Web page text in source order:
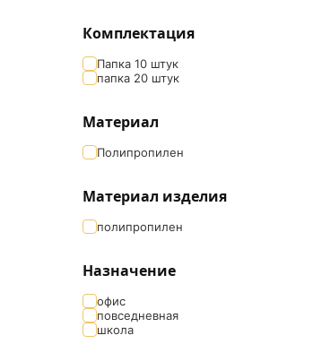
Комплектация
Папка 10 штук
папка 20 штук
Материал
Полипропилен
Материал изделия
полипропилен
Назначение
офис
повседневная
школа